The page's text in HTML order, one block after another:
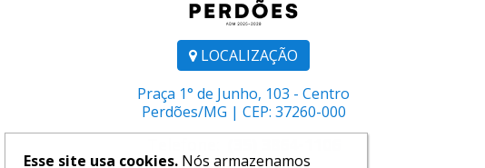
LOCALIZAÇÃO
Praça 1° de Junho, 103 - Centro
Perdões/MG | CEP: 37260-000
Esse site usa cookies. Nós armazenamos